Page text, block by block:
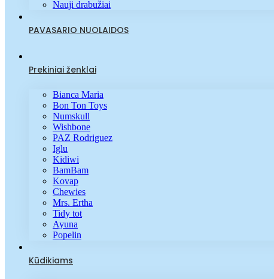
Nauji drabužiai
PAVASARIO NUOLAIDOS
Prekiniai ženklai
Bianca Maria
Bon Ton Toys
Numskull
Wishbone
PAZ Rodriguez
Iglu
Kidiwi
BamBam
Kovap
Chewies
Mrs. Ertha
Tidy tot
Ayuna
Popelin
Kūdikiams